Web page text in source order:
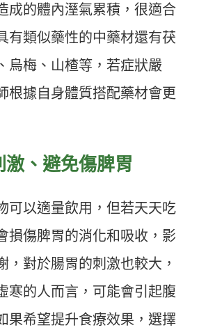
成的體內溼氣累積，很適合
有類似藥性的中藥材還有茯
烏梅、山楂等，若症狀嚴
根據自身體質搭配藥材會更
、避免傷脾胃
可以適量飲用，但若天天吃
損傷脾胃的消化和吸收，影
，對於腸胃的刺激也較大，
寒的人而言，可能會引起腹
果希望提升食療效果，選擇